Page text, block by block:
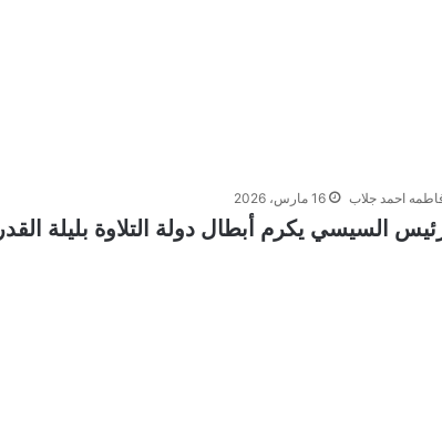
احمد جلاب 16 مارس، 2026
السيسي يكرم أبطال دولة التلاوة بليلة القدر